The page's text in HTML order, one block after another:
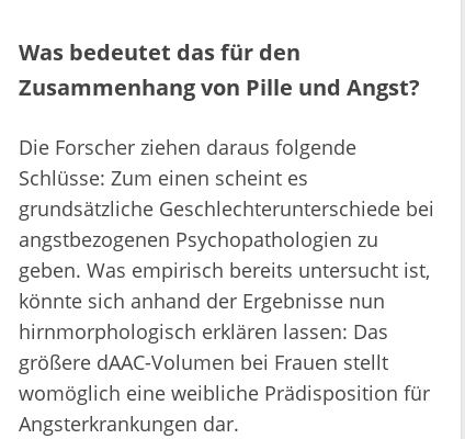
Was bedeutet das für den
Zusammenhang von Pille und Angst?
Die Forscher ziehen daraus folgende
Schlüsse: Zum einen scheint es
grundsätzliche Geschlechterunterschiede bei
angstbezogenen Psychopathologien zu
geben. Was empirisch bereits untersucht ist,
könnte sich anhand der Ergebnisse nun
hirnmorphologisch erklären lassen: Das
größere dAAC-Volumen bei Frauen stellt
womöglich eine weibliche Prädisposition für
Angsterkrankungen dar.